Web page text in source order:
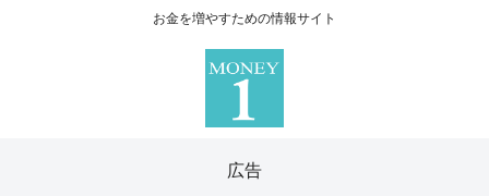
お金を増やすための情報サイト
広告